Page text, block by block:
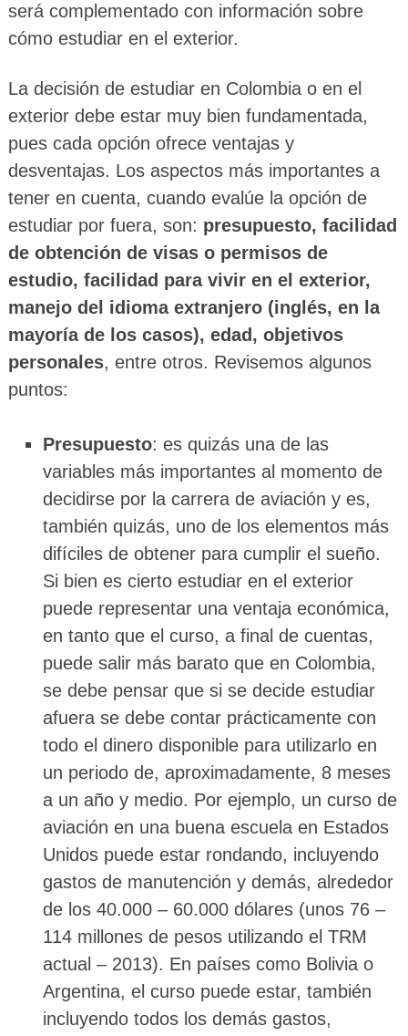
será complementado con información sobre
cómo estudiar en el exterior.
La decisión de estudiar en Colombia o en el
exterior debe estar muy bien fundamentada,
pues cada opción ofrece ventajas y
desventajas. Los aspectos más importantes a
tener en cuenta, cuando evalúe la opción de
estudiar por fuera, son: presupuesto, facilidad
de obtención de visas o permisos de
estudio, facilidad para vivir en el exterior,
manejo del idioma extranjero (inglés, en la
mayoría de los casos), edad, objetivos
personales, entre otros. Revisemos algunos
puntos:
Presupuesto: es quizás una de las
variables más importantes al momento de
decidirse por la carrera de aviación y es,
también quizás, uno de los elementos más
difíciles de obtener para cumplir el sueño.
Si bien es cierto estudiar en el exterior
puede representar una ventaja económica,
en tanto que el curso, a final de cuentas,
puede salir más barato que en Colombia,
se debe pensar que si se decide estudiar
afuera se debe contar prácticamente con
todo el dinero disponible para utilizarlo en
un periodo de, aproximadamente, 8 meses
a un año y medio. Por ejemplo, un curso de
aviación en una buena escuela en Estados
Unidos puede estar rondando, incluyendo
gastos de manutención y demás, alrededor
de los 40.000 – 60.000 dólares (unos 76 –
114 millones de pesos utilizando el TRM
actual – 2013). En países como Bolivia o
Argentina, el curso puede estar, también
incluyendo todos los demás gastos,